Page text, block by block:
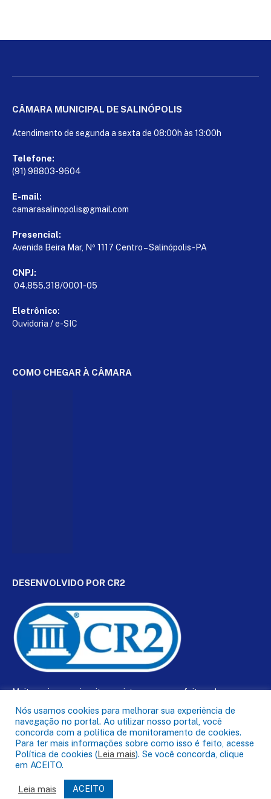
CÂMARA MUNICIPAL DE SALINÓPOLIS
Atendimento de segunda a sexta de 08:00h às 13:00h
Telefone:
(91) 98803-9604
E-mail:
camarasalinopolis@gmail.com
Presencial:
Avenida Beira Mar, Nº 1117 Centro – Salinópolis-PA
CNPJ:
04.855.318/0001-05
Eletrônico:
Ouvidoria /e-SIC
COMO CHEGAR À CÂMARA
DESENVOLVIDO POR CR2
Muito mais quecriar siteousistema para prefeituras!
contrato que todas as exigências das
leis de transparência
públicaserão atendidas.
Conheça oPNTPe oRadar da Transparência Pública
Nós usamos cookies para melhorar sua experiência de
navegação no portal. Ao utilizar nosso portal, você
concorda com a política de monitoramento de cookies.
Para ter mais informações sobre como isso é feito, acesse
Política de cookies (Leia mais). Se você concorda, clique
em ACEITO.
Leia mais ACEITO